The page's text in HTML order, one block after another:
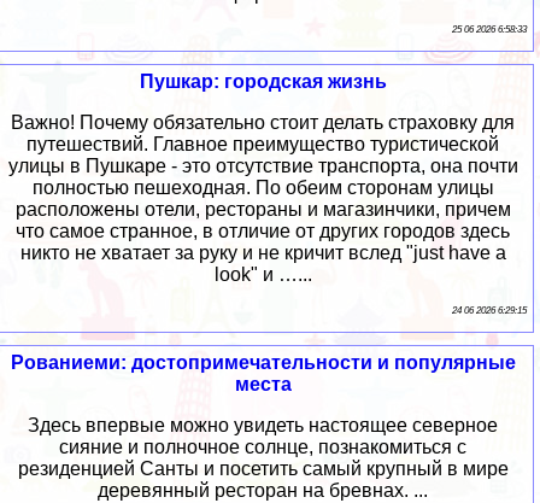
25 06 2026 6:58:33
Пушкар: городская жизнь
Важно! Почему обязательно стоит делать страховку для
путешествий. Главное преимущество туристической
улицы в Пушкаре - это отсутствие транспорта, она почти
полностью пешеходная. По обеим сторонам улицы
расположены отели, рестораны и магазинчики, причем
что самое странное, в отличие от других городов здесь
никто не хватает за руку и не кричит вслед "just have a
look" и …...
24 06 2026 6:29:15
Рованиеми: достопримечательности и популярные
места
Здесь впервые можно увидеть настоящее северное
сияние и полночное солнце, познакомиться с
резиденцией Санты и посетить самый крупный в мире
деревянный ресторан на бревнах. ...